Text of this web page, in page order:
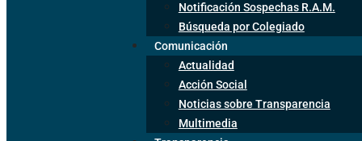
Notificación Sospechas R.A.M.
Búsqueda por Colegiado
Comunicación
Actualidad
Acción Social
Noticias sobre Transparencia
Multimedia